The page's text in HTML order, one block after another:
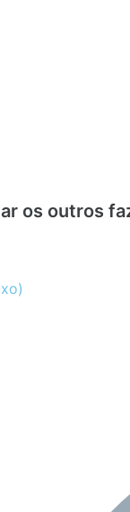
os outros